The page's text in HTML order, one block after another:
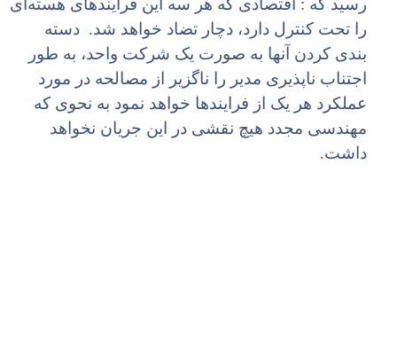
رسید که : اقتصادی که هر سه این فرایندهای هسته‌ای
را تحت کنترل دارد، دچار تضاد خواهد شد. دسته
بندی کردن آنها به صورت یک شرکت واحد، به طور
اجتناب ناپذیری مدیر را ناگزیر از مصالحه در مورد
عملکرد هر یک از فرایندها خواهد نمود به نحوی که
مهندسی مجدد هیچ نقشی در این جریان نخواهد
داشت.